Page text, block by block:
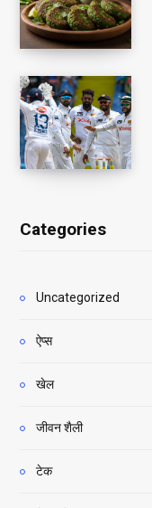
Categories
Uncategorized
ऐप्स
खेल
जीवन शैली
टेक